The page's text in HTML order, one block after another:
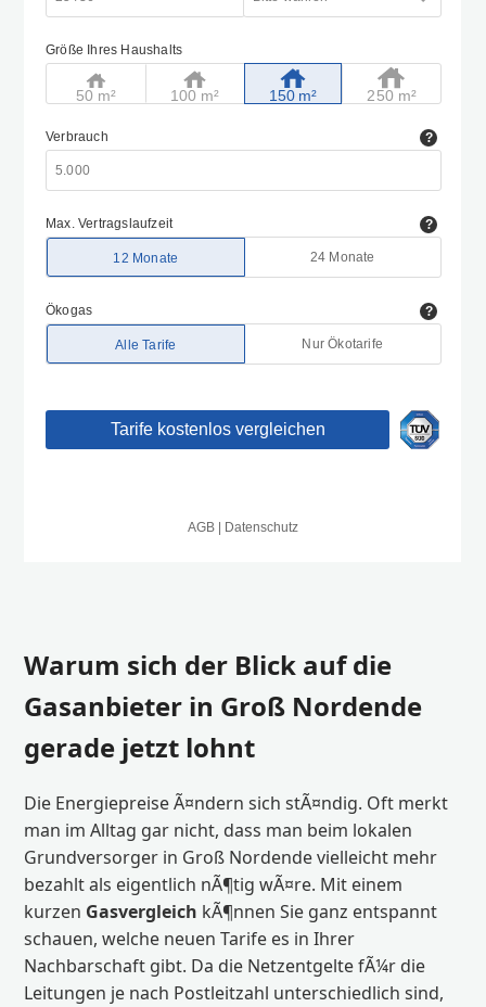
Warum sich der Blick auf die
Gasanbieter in Groß Nordende
gerade jetzt lohnt
Die Energiepreise Ã¤ndern sich stÃ¤ndig. Oft merkt
man im Alltag gar nicht, dass man beim lokalen
Grundversorger in Groß Nordende vielleicht mehr
bezahlt als eigentlich nÃ¶tig wÃ¤re. Mit einem
kurzen Gasvergleich kÃ¶nnen Sie ganz entspannt
schauen, welche neuen Tarife es in Ihrer
Nachbarschaft gibt. Da die Netzentgelte fÃ¼r die
Leitungen je nach Postleitzahl unterschiedlich sind,